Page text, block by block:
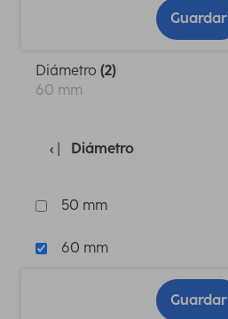
Guardar
Diámetro (2)
60 mm
Diámetro
50 mm
60 mm
Guardar